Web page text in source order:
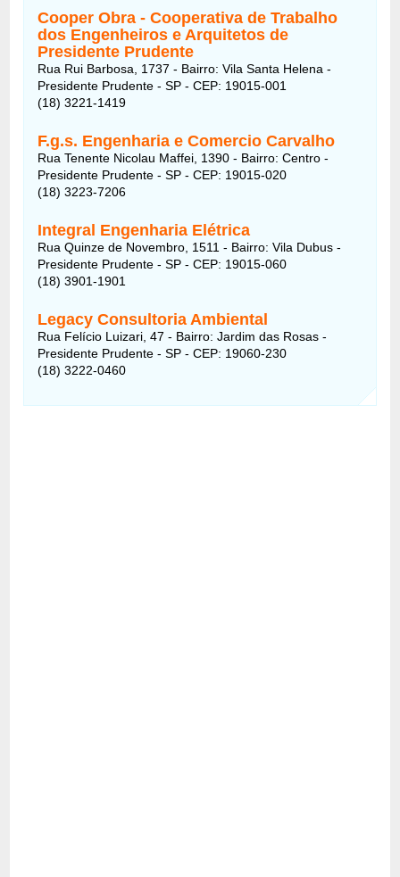
Cooper Obra - Cooperativa de Trabalho
dos Engenheiros e Arquitetos de
Presidente Prudente
Rua Rui Barbosa, 1737 - Bairro: Vila Santa Helena -
Presidente Prudente - SP - CEP: 19015-001
(18) 3221-1419
F.g.s. Engenharia e Comercio Carvalho
Rua Tenente Nicolau Maffei, 1390 - Bairro: Centro -
Presidente Prudente - SP - CEP: 19015-020
(18) 3223-7206
Integral Engenharia Elétrica
Rua Quinze de Novembro, 1511 - Bairro: Vila Dubus -
Presidente Prudente - SP - CEP: 19015-060
(18) 3901-1901
Legacy Consultoria Ambiental
Rua Felício Luizari, 47 - Bairro: Jardim das Rosas -
Presidente Prudente - SP - CEP: 19060-230
(18) 3222-0460